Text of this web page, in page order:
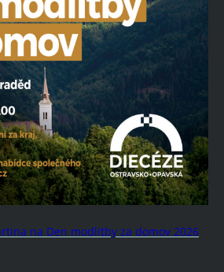
na Den modlitby za domov 2026